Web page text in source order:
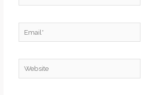
Email*
Website